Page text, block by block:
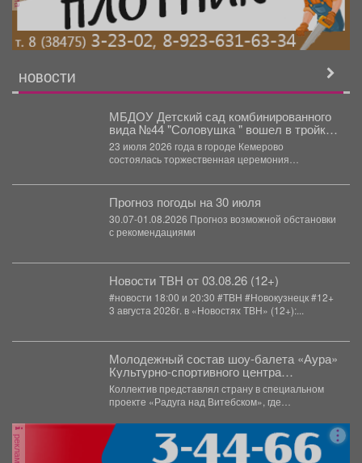
НОВОСТИ
МБДОУ Детский сад комбинированного
вида №44 "Соловушка " вошел в тройку
лидеров регионального конкурса
бережливых технологий.
23 июля 2026 года в городе Кемерово
состоялась торжественная церемония
конкурса...
Прогноз погоды на 30 июля
30.07-01.08.2026 Прогноз возможной обстановки
с рекомендациями
Новости ТВН от 03.08.26 (12+)
#новости 18:00 и 20:30 #ТВН #Новокузнецк #12+
3 августа 2026г. в «Новостях ТВН» (12+):...
Молодежный состав шоу-балета «Аура»
Культурно-спортивного центра
металлургов победил в международном
конкурсе «Славянский базар» в
Витебске.
Коллектив представлял страну в специальном
проекте «Радуга над Витебском», где
России,...
реклама